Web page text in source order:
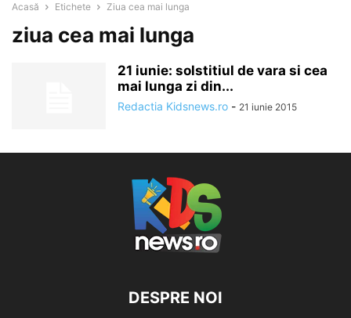
Acasă Etichete Ziua cea mai lunga
ziua cea mai lunga
21 iunie: solstitiul de vara si cea
mai lunga zi din...
Redactia Kidsnews.ro - 21 iunie 2015
DESPRE NOI